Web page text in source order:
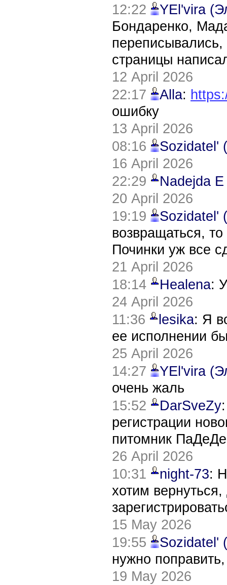
12:22
YEl'vira
Бондаренко,
страницы
12 April 2026
22:17
Alla:
ошибку
13 April 2026
08:16
Sozidatel'
16 April 2026
22:29
Nadejda
20 April 2026
19:19
Sozidatel'
возвращаться,
Починки уж все
21 April 2026
18:14
Healena:
24 April 2026
11:36
lesika: Я
ее исполнении
25 April 2026
14:27
YEl'vira
очень жаль
15:52
DarSveZy
регистрации
питомник
26 April 2026
10:31
night-73:
хотим
15 May 2026
19:55
Sozidatel'
нужно
19 May 2026